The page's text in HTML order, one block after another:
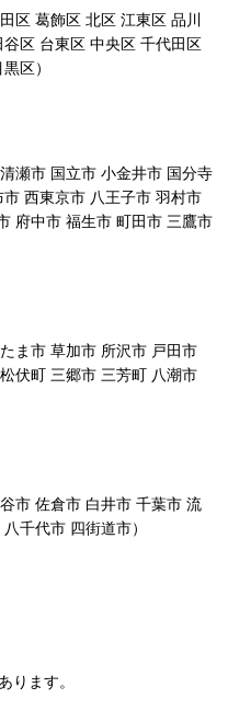
区 葛飾区 北区 江東区 品川
区 台東区 中央区 千代田区
区）
瀬市 国立市 小金井市 国分寺
西東京市 八王子市 羽村市
府中市 福生市 町田市 三鷹市
ま市 草加市 所沢市 戸田市
伏町 三郷市 三芳町 八潮市
市 佐倉市 白井市 千葉市 流
千代市 四街道市）
ります。